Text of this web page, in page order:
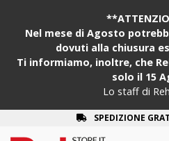
Nel mese di Agosto
dovuti alla chiusura
Ti informiamo, inoltre, che
solo il 15
Lo staff di
SPEDIZIONE